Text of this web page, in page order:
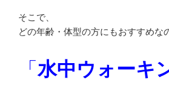
そこで、
どの年齢・体型の方にもおすすめな
「 水中ウォーキ